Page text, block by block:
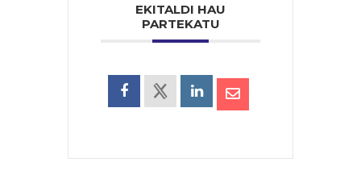
EKITALDI HAU
PARTEKATU